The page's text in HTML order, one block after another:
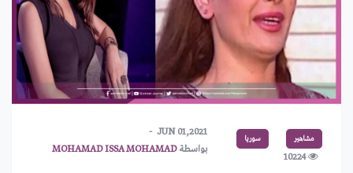
مشاهير سوريا
10224
JUN 01,2021
بواسطةMOHAMAD ISSA MOHAMAD